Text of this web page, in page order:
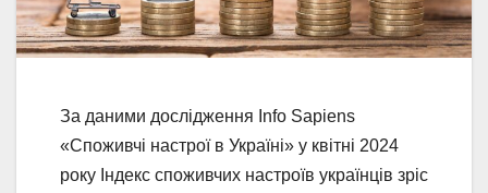
За даними дослідження Info Sapiens
«Споживчі настрої в Україні» у квітні 2024
року Індекс споживчих настроїв українців зріс